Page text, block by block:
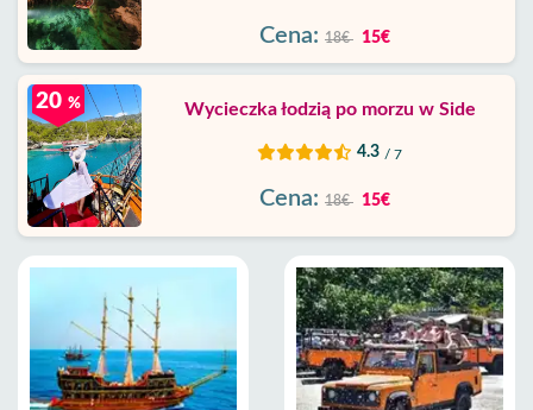
Cena: 18€ 15€
Wycieczka łodzią po morzu w Side
4.3 / 7
20 %
Cena: 18€ 15€